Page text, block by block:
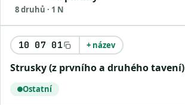
8 druhů · 1 N
10 07 01 + název
Strusky (z prvního a druhého tavení)
Ostatní